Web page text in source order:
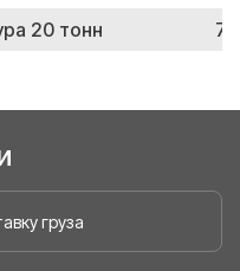
20 тонн
груза